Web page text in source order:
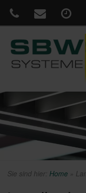
Sie sind hier: Home »